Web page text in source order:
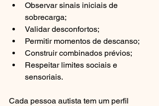
Observar sinais iniciais de
sobrecarga;
Validar desconfortos;
Permitir momentos de descanso;
Construir combinados prévios;
Respeitar limites sociais e
sensoriais.
Cada pessoa autista tem um perfil